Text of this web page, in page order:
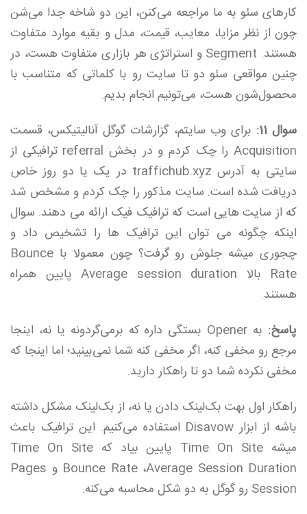
کارهای سئو به ما مراجعه می‌کنن، این دو شاخه جدا می‌شن
چون از نظر مزایا، معایب، قیمت، مدل و بقیه موارد متفاوت
هستند. Segment و استراتژی هر بازاری متفاوت هست، در
چنین مواقعی سئو دو تا سایت رو با کلماتی که متناسب با
محصول‌شون هست، می‌تونیم انجام بدیم.
سوال 11:
برای وب سایتم، گزارشات گوگل آنالیتیکس، قسمت
Acquisition را چک کردم و در بخش referral ترافیکی از
سایتی به آدرس traffichub.xyz در یک یا دو روز خاص
دریافت شده است. سایت مذکور را چک کردم و مشخص شد
که از سایت هایی است که ترافیک فیک ارائه می دهند. سوال
اینکه چگونه می توان این ترافیک ها را تشخیص داد و
چجوری میشه جلوش رو گرفت؟ چون معمولا با Bounce
Rate بالا Average session duration پایین همراه
هستند.
پاسخ:
به Opener بستگی داره که برمی‌گردونه یا نه، اینجا
مرجع رو مخفی کنه، اگر مخفی کنه شما نمی‌بینید؛ اما اینجا که
مخفی نکرده شما دو تا راهکار دارید.
راهکار اول بهت بک‌لینک دادن یا نه، از بک‌لینک مشکل داشته
باشه از ابزار Disavow استفاده می‌کنیم. این ترافیک باعث
میشه Time On Site پایین بیاد که Time On Site
Bounce Rate ،Average Session Duration و Pages
Session رو گوگل به دو شکل محاسبه می‌کنه.